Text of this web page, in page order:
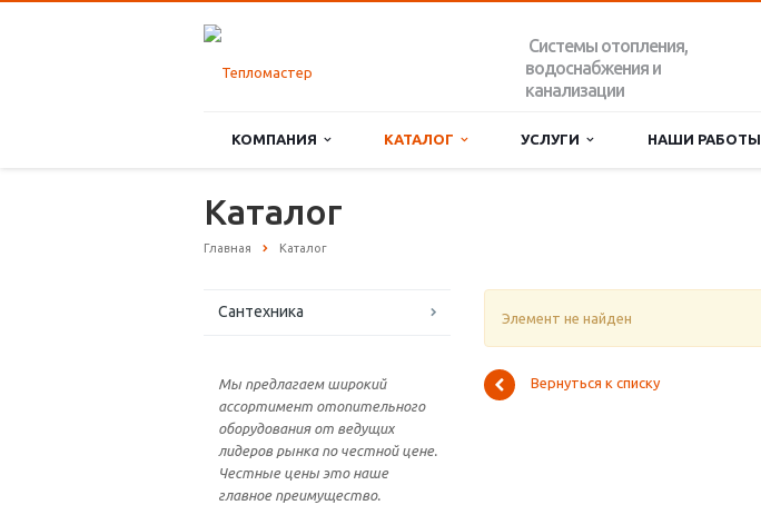
Системы отопления,
водоснабжения и
канализации
КОМПАНИЯ КАТАЛОГ УСЛУГИ НАШИ РАБОТЫ
Каталог
Главная Каталог
Сантехника
Мы предлагаем широкий
ассортимент отопительного
оборудования от ведущих
лидеров рынка по честной цене.
Честные цены это наше
главное преимущество.
Элемент не найден
Вернуться к списку